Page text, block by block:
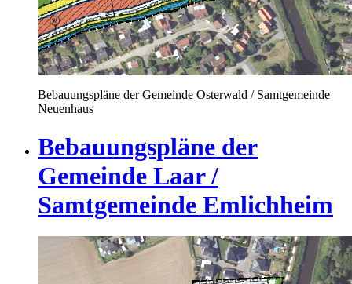
Bebauungspläne der Gemeinde Osterwald / Samtgemeinde
Neuenhaus
Bebauungspläne der
Gemeinde Laar /
Samtgemeinde Emlichheim